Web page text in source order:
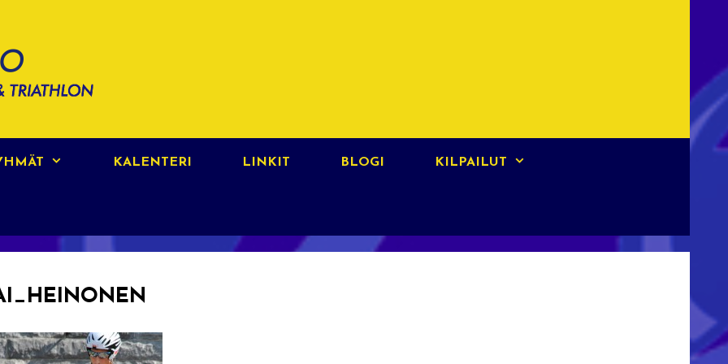
KALENTERI LINKIT BLOGI KILPAILUT